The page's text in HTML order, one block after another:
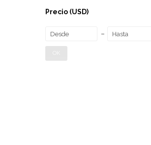
Precio (USD)